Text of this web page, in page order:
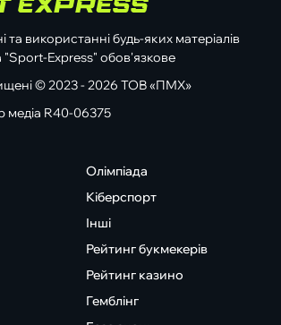
та використанні будь-яких матеріалів
Express" обов'язкове
© 2023 - 2026 ТОВ «ПМХ»
медіа R40-06375
Олімпіада
Кіберспорт
Інші
Рейтинг букмекерів
Рейтинг казино
Гемблінг